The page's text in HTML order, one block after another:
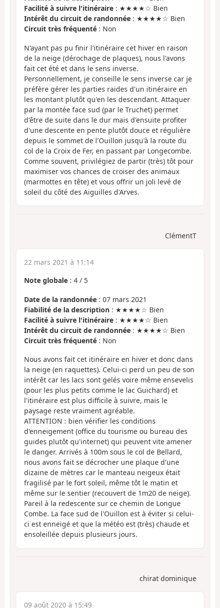
Facilité à suivre l'itinéraire : ★★★★☆ Bien
Intérêt du circuit de randonnée : ★★★★☆ Bien
Circuit très fréquenté : Non
N'ayant pas pu finir l'itinéraire cet hiver en raison
de la neige (dérochage de plaques), nous l'avons
fait cet été et dans le sens inverse.
Personnellement, je conseille le sens inverse car je
préfère gérer les parties raides d'un itinéraire en
les montant plutôt qu'en les descendant. Attaquer
par la montée face sud (par le Truchet) permet
d'être de suite dans le dur mais d'ensuite profiter
d'une descente en pente plutôt douce et régulière
depuis le sommet de l'Ouillon jusqu'à la route du
col de la Croix de Fer, en passant par Longecombe.
Comme souvent, privilégiez de partir (très) tôt pour
maximiser vos chances de croiser des animaux
(marmottes en tête) et vous offrir un joli levé de
soleil du côté des Aiguilles d'Arves.
ClémentT
22 mars 2021 à 11:14
Note globale : 4 / 5
Date de la randonnée : 07 mars 2021
Fiabilité de la description : ★★★★☆ Bien
Facilité à suivre l'itinéraire : ★★★★☆ Bien
Intérêt du circuit de randonnée : ★★★★☆ Bien
Circuit très fréquenté : Non
Nous avons fait cet itinéraire en hiver et donc dans
la neige (en raquettes). Celui-ci perd un peu de son
intérêt car les lacs sont gelés voire même ensevelis
(pour les plus petits comme le lac Guichard) et
l'itinéraire est plus difficile à suivre, mais le
paysage reste vraiment agréable.
ATTENTION : bien vérifier les conditions
d'enneigement (office du tourisme ou bureau des
guides plutôt qu'internet) qui peuvent vite amener
le danger. Arrivés à 100m sous le col de Bellard,
nous avons fait se décrocher une plaque d'une
dizaine de mètres car le manteau neigeux était
fragilisé par le fort soleil, même tôt le matin et
même sur le sentier (recouvert de 1m20 de neige).
Pareil à la redescente sur ce chemin de Longue
Combe. La face sud de l'Ouillon est à éviter si celui-
ci est enneigé et que la météo est (très) chaude et
ensoleillée depuis plusieurs jours.
chirat dominique
09 août 2020 à 15:49